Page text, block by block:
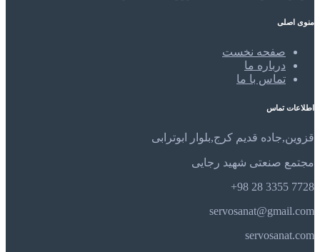
منوی اصلی
صفحه نخست
درباره ما
تماس با ما
اطلاعات تماس
قزوین,جاده قدیم کرج,بلوار ابوترابی
مجتمع صنعتی شهید رجایی
7728 3355 28 98+
servosanat@gmail.com
servosanat.com